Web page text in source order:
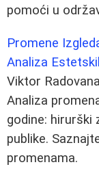
pomoći u
Promene
Analiza
Viktor
Analiza
godine: hirurški
publike.
promenama.